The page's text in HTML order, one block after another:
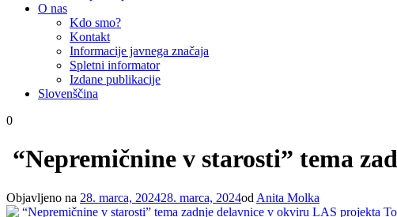
O nas
Kdo smo?
Kontakt
Informacije javnega značaja
Spletni informator
Izdane publikacije
Slovenščina
0
“Nepremičnine v starosti” tema
Objavljeno na 28. marca, 202428. marca, 2024od Anita Molka